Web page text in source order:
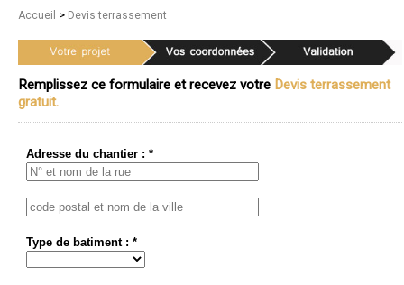
Accueil > Devis terrassement
Remplissez ce formulaire et recevez votre Devis terrassement
gratuit.
Adresse du chantier : *
Type de batiment : *